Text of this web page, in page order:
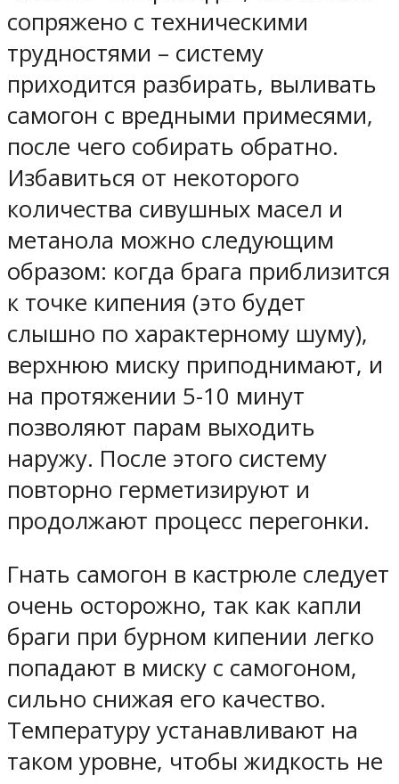
сопряжено с техническими
трудностями – систему
приходится разбирать, выливать
самогон с вредными примесями,
после чего собирать обратно.
Избавиться от некоторого
количества сивушных масел и
метанола можно следующим
образом: когда брага приблизится
к точке кипения (это будет
слышно по характерному шуму),
верхнюю миску приподнимают, и
на протяжении 5-10 минут
позволяют парам выходить
наружу. После этого систему
повторно герметизируют и
продолжают процесс перегонки.
Гнать самогон в кастрюле следует
очень осторожно, так как капли
браги при бурном кипении легко
попадают в миску с самогоном,
сильно снижая его качество.
Температуру устанавливают на
таком уровне, чтобы жидкость не